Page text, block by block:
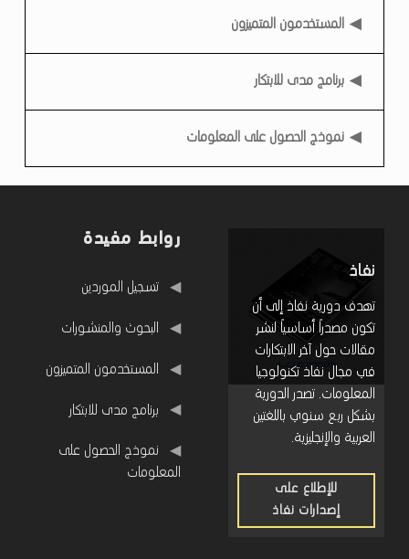
المستخدمون المتميزون
برنامج مدى للابتكار
نموذج الحصول على المعلومات
نفاذ
تهدف دورية نفاذ إلى أن
تكون مصدراً أساسياً لنشر
مقالات حول آخر الابتكارات
في مجال نفاذ تكنولوجيا
المعلومات. تصدر الدورية
بشكل ربع سنوي باللغتين
العربية والإنجليزية.
للإطلاع على
إصدارات نفاذ
روابط مفيدة
تسجيل الموردين
البحوث والمنشورات
المستخدمون المتميزون
برنامج مدى للابتكار
نموذج الحصول على
المعلومات